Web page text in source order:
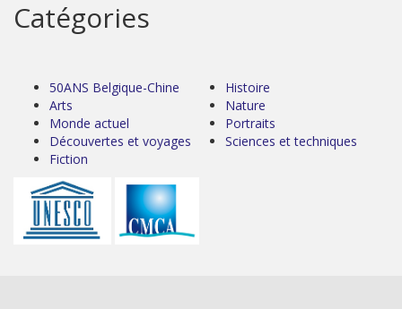
Catégories
50ANS Belgique-Chine
Arts
Monde actuel
Découvertes et voyages
Fiction
Histoire
Nature
Portraits
Sciences et techniques